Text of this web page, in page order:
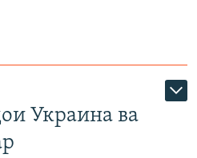
Украина ва